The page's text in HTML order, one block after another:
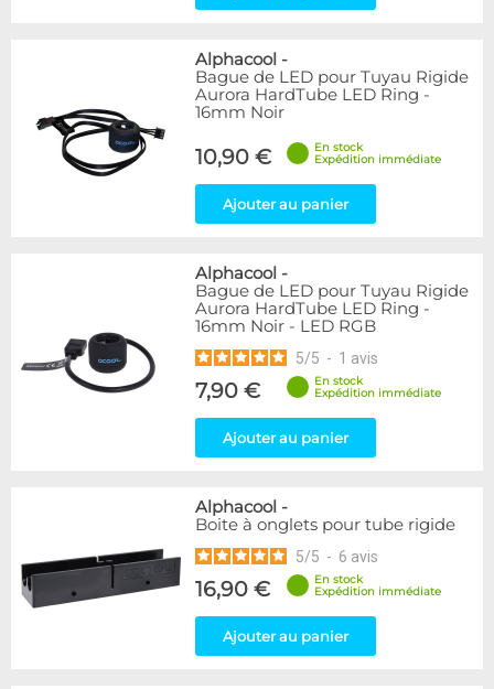
Alphacool -
Bague de LED pour Tuyau Rigide
Aurora HardTube LED Ring -
16mm Noir
10,90 €
En stock
Expédition immédiate
Ajouter au panier
Alphacool -
Bague de LED pour Tuyau Rigide
Aurora HardTube LED Ring -
16mm Noir - LED RGB
5/5 - 1 avis
7,90 €
En stock
Expédition immédiate
Ajouter au panier
Alphacool -
Boite à onglets pour tube rigide
5/5 - 6 avis
16,90 €
En stock
Expédition immédiate
Ajouter au panier